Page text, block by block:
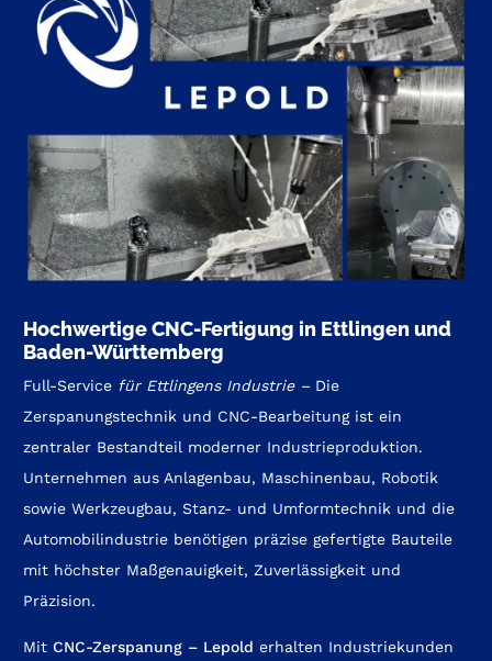
Hochwertige CNC-Fertigung in Ettlingen und
Baden-Württemberg
Full-Service für Ettlingens Industrie – Die
Zerspanungstechnik und CNC-Bearbeitung ist ein
zentraler Bestandteil moderner Industrieproduktion.
Unternehmen aus Anlagenbau, Maschinenbau, Robotik
sowie Werkzeugbau, Stanz- und Umformtechnik und die
Automobilindustrie benötigen präzise gefertigte Bauteile
mit höchster Maßgenauigkeit, Zuverlässigkeit und
Präzision.
Mit CNC-Zerspanung – Lepold erhalten Industriekunden